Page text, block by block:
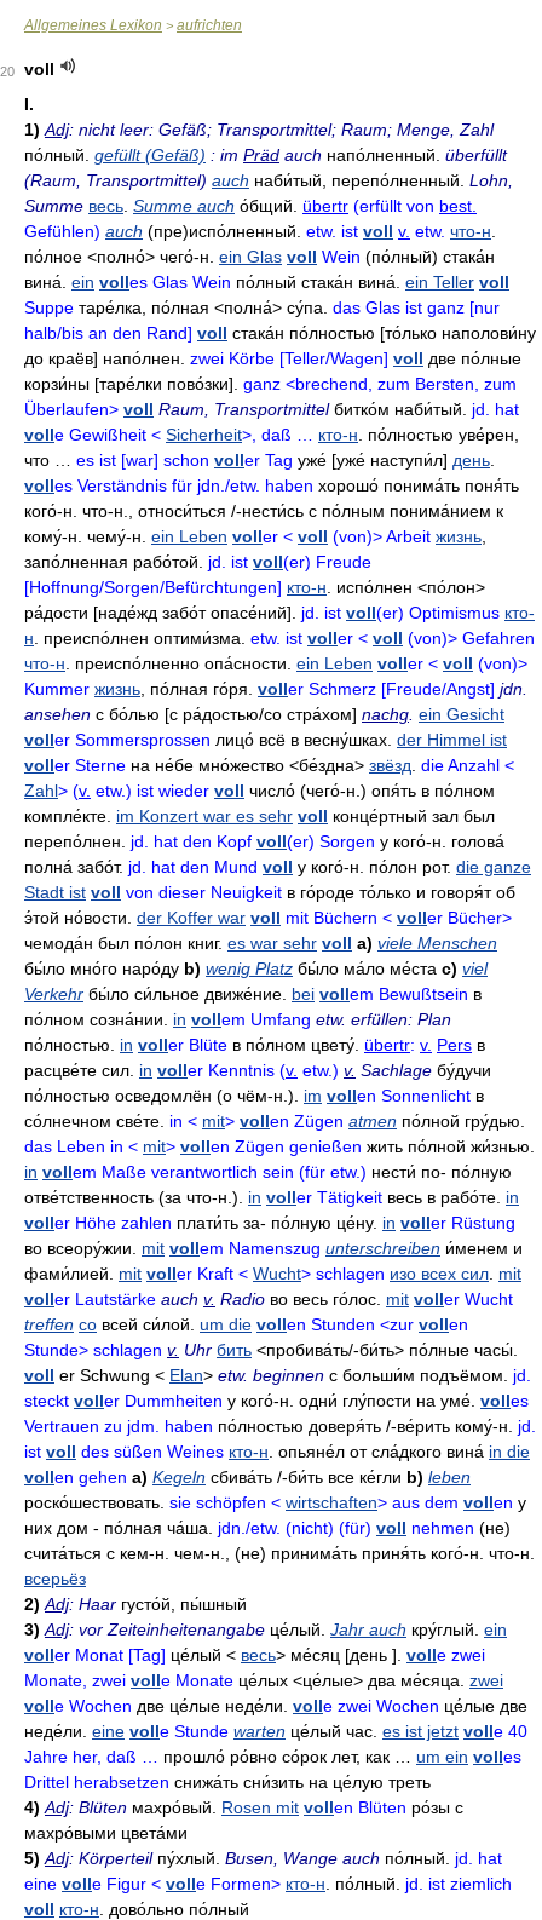
Allgemeines Lexikon > aufrichten
20
voll
I.
1) Adj: nicht leer: Gefäß; Transportmittel; Raum; Menge, Zahl
по́лный gefüllt (Gefäß) : im Präd auch напо́лненный überfüllt
(Raum, Transportmittel) auch наби́тый перепо́лненный Lohn,
Summe весь Summe auch о́бщий übertr (erfüllt von best.
Gefühlen) auch (пре)испо́лненный. etw. ist voll v. etw. что-н
по́лное <полно́> чего́-н ein Glas voll Wein (по́лный) стака́н
вина́ ein volles Glas Wein по́лный стака́н вина́ ein Teller voll
Suppe таре́лка по́лная <полна́> су́па das Glas ist ganz [nur
halb/bis an den Rand] voll стака́н по́лностью [то́лько наполови́ну
до краёв] напо́лнен. zwei Körbe [Teller/Wagen] voll две по́лные
корзи́ны [таре́лки пово́зки]. ganz <brechend, zum Bersten, zum
Überlaufen> voll Raum, Transportmittel битко́м наби́тый
jd. hat
volle Gewißheit < Sicherheit>, daß … кто-н по́лностью уве́рен
что … es ist [war] schon voller Tag уже́ [уже́ наступи́л] день
volles Verständnis für jdn./etw. haben хорошо́ понима́ть поня́ть
кого́-н . что-н., относи́ться /-нести́сь с по́лным понима́нием к
кому́-н . чему́-н. ein Leben voller < voll (von)> Arbeit жизнь
запо́лненная рабо́той
jd. ist voll(er) Freude
[Hoffnung/Sorgen/Befürchtungen] кто-н испо́лнен <по́лон>
ра́дости [наде́жд забо́топасе́ний]. jd. ist voll(er) Optimismus кто-
н
преиспо́лнен оптими́зма etw. ist voller < voll (von)> Gefahren
что-н
преиспо́лненно опа́сности ein Leben voller < voll (von)>
Kummer жизнь по́лная го́ря voller Schmerz [Freude/Angst] jdn.
ansehen с бо́лью [с ра́достью/co стра́хом] nachg ein Gesicht
voller Sommersprossen лицо́ всё в весну́шках der Himmel ist
voller Sterne на не́бе мно́жество <бе́здна> звёзд die Anzahl <
Zahl> (v. etw.) ist wieder voll число́ (чего́-н.) опя́ть в по́лном
компле́кте im Konzert war es sehr voll конце́ртный зал был
перепо́лнен
jd. hat den Kopf voll(er) Sorgen у кого́-н
голова́
полна́ забо́т. jd. hat den Mund voll у кого́-н по́лон рот. die ganze
Stadt ist voll von dieser Neuigkeit в го́роде то́лько и говоря́т об
э́той но́вости der Koffer war voll mit Büchern < voller Bücher>
чемода́н был по́лон книг. es war sehr voll a) viele Menschen
бы́ло мно́го наро́ду b) wenig Platz бы́ло ма́ло ме́ста c) viel
Verkehr бы́ло си́льное движе́ние bei vollem Bewußtsein в
по́лном созна́нии
in vollem Umfang etw. erfüllen: Plan
по́лностью
in voller Blüte в по́лном цвету́ übertr: v. Pers в
расцве́те сил in voller Kenntnis (v. etw.) v. Sachlage бу́дучи
по́лностью осведомлён (о чём-н.). im vollen Sonnenlicht в
со́лнечном све́те in < mit> vollen Zügen atmen по́лной гру́дью
das Leben in < mit> vollen Zügen genießen жить по́лной жи́знью
in vollem Maße verantwortlich sein (für etw.) нести́ по- по́лную
отве́тственность (за что-н.). in voller Tätigkeit весь в рабо́те in
voller Höhe zahlen плати́ть за- по́лную це́ну. in voller Rüstung
во всеору́жии
mit vollem Namenszug unterschreiben и́менем и
фами́лией
mit voller Kraft < Wucht> schlagen изо всех сил mit
voller Lautstärke auch v. Radio во весь го́лос mit voller Wucht
treffen co всей си́лой um die vollen Stunden <zur vollen
Stunde> schlagen v. Uhr бить <пробива́ть/-би́ть> по́лные часы́.
voll er Schwung < Elan> etw. beginnen с больши́м подъёмом
jd.
steckt voller Dummheiten у кого́-н одни́ глу́пости на уме́ volles
Vertrauen zu jdm. haben по́лностью доверя́ть /-ве́рить кому́-н
jd.
ist voll des süßen Weines кто-н опьяне́л от сла́дкого вина́ in die
vollen gehen a) Kegeln сбива́ть /-би́ть все ке́гли b) leben
роско́шествовать sie schöpfen < wirtschaften> aus dem vollen у
них дом - по́лная ча́ша
jdn./etw. (nicht) (für) voll nehmen (не)
счита́ться с кем-н . чем-н., (не) принима́ть приня́ть кого́-н . что-н.
всерьёз
2) Adj: Haar густо́й
пы́шный
3) Adj: vor Zeiteinheitenangabe це́лый Jahr auch кру́глый ein
voller Monat [Tag] це́лый < весь> ме́сяц [день ]. volle zwei
Monate, zwei volle Monate це́лых <це́лые> два ме́сяца zwei
volle Wochen две це́лые неде́ли volle zwei Wochen це́лые две
неде́ли eine volle Stunde warten це́лый час es ist jetzt volle 40
Jahre her, daß … прошло́ ро́вно со́рок лет, как … um ein volles
Drittel herabsetzen снижа́ть сни́зить на це́лую треть
4) Adj: Blüten махро́вый Rosen mit vollen Blüten ро́зы с
махро́выми цвета́ми
5) Adj: Körperteil пу́хлый Busen, Wange auch по́лный
jd. hat
eine volle Figur < volle Formen> кто-н по́лный
jd. ist ziemlich
voll кто-н
дово́льно по́лный